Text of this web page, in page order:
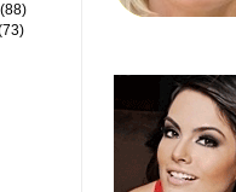
(88)